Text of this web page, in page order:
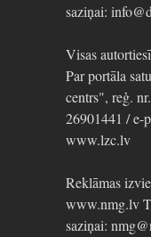
saziņai:
Visas
Par portāla
centrs", reģ.
26901441 / e-
www.lzc.lv
Reklāmas
www.nmg.lv
saziņai: